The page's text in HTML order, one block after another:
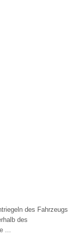
des Fahrzeugs
des
...